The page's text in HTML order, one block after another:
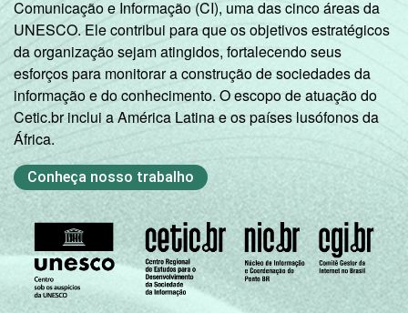
Comunicação e Informação (CI), uma das cinco áreas da
UNESCO. Ele contribui para que os objetivos estratégicos
da organização sejam atingidos, fortalecendo seus
esforços para monitorar a construção de sociedades da
informação e do conhecimento. O escopo de atuação do
Cetic.br inclui a América Latina e os países lusófonos da
África.
Conheça nosso trabalho